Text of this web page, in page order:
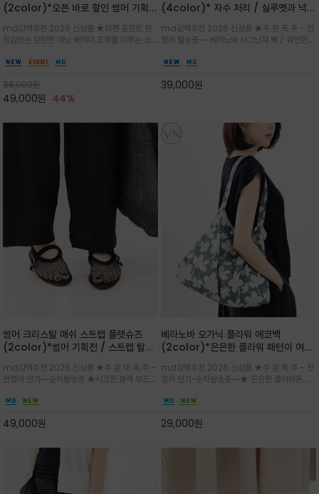
(2color)*오픈 바로 할인 썸머 기획
말 모임룩, 여행룩까지 ~
md강력추천 2026 신상품 ★와펜 포인트 안
정감있는 탄탄한 데님 배색이 조화를 이루는 쇼
클래식한 네이비·아이보리 스트라이프와 산뜻한
88,000원
49,000원 44%
(4color)* 자수 처리 / 실루엣과 넉넉
셜 숄더백
md강력추천 2026 신상품 ★주.문.폭.주 - 전
컬러 발송중~~ 베라노바 시그닌쳐 백 / 유연한
설계로 어깨의 피로도를 낮춰 편안한 착용/가볍
리 숄더백
39,000원
썸머 크리스탈 매쉬 스트랩 플랫슈즈
(2color)*썸머 기획전 / 스트랩 탈착
세한 메쉬 짜임 위로 은은하게 반짝이는
크리스탈 디테일을 더한 플랫슈즈
md강력추천 2026 신상품 ★주.문.대.폭.주 -
전컬러 인기~~순차발송중 ★시크한 블랙 부드러
하게 좋으며 가볍고 시원해 데일리 만능 아이템 /
49,000원
베라노바 오가닉 플라워 에코백
(2color)*은은한 플라워 패턴이 여름
코백
md강력추천 2026 신상품 ★주.문.폭.주 - 전
컬러 인기~순차발송중~~★ 은은한 플라워톤이
고급스럽게 내추럴한 감성의 천연 오가닉 코튼소
해져 완성
29,000원